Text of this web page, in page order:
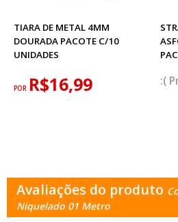
TIARA DE METAL 4MM
DOURADA PACOTE C/10
UNIDADES
POR R$16,99
Avaliações do produto
Niquelado 01 Metro